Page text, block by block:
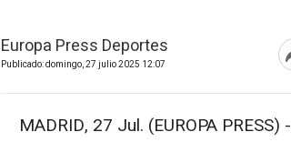
Europa Press Deportes
Publicado: domingo, 27 julio 2025 12:07
MADRID, 27 Jul. (EUROPA PRESS) -